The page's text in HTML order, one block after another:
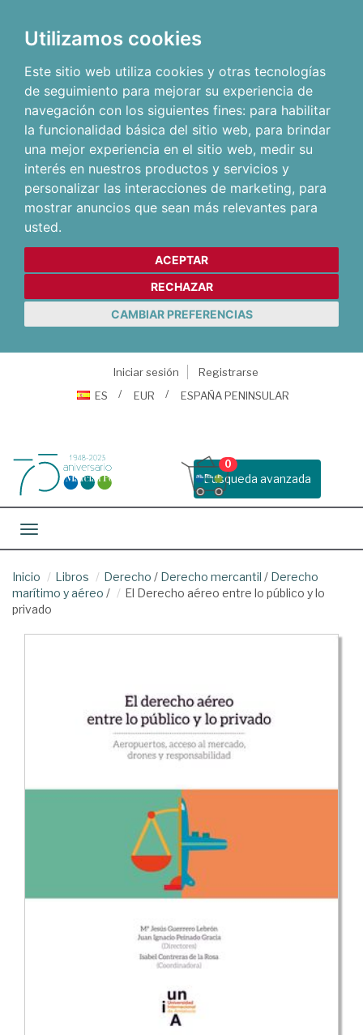
Utilizamos cookies
Este sitio web utiliza cookies y otras tecnologías
de seguimiento para mejorar su experiencia de
navegación con los siguientes fines: para habilitar
la funcionalidad básica del sitio web, para brindar
una mejor experiencia en el sitio web, medir su
interés en nuestros productos y servicios y
personalizar las interacciones de marketing, para
mostrar anuncios que sean más relevantes para
usted.
ACEPTAR
RECHAZAR
CAMBIAR PREFERENCIAS
Iniciar sesión
Registrarse
ES
EUR ESPAÑA PENINSULAR
Busqueda avanzada
0
Toggle navigation
Inicio Libros Derecho / Derecho mercantil / Derecho
marítimo y aéreo /
El Derecho aéreo entre lo público y lo
privado